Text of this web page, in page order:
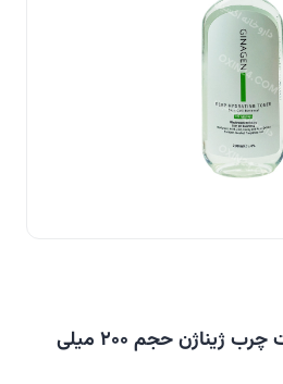
تونر رطوبت رسان پوست چرب ژیناژن حجم 200 میلی